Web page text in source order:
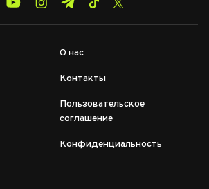
О нас
Контакты
Пользовательское
соглашение
Конфиденциальность